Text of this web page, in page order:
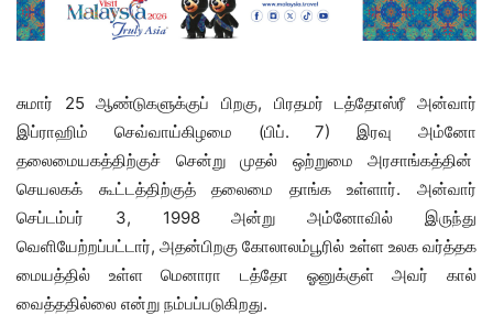
சுமார் 25 ஆண்டுகளுக்குப் பிறகு, பிரதமர் டத்தோஸ்ரீ அன்வார்
இப்ராஹிம் செவ்வாய்கிழமை (பிப். 7) இரவு அம்னோ
தலைமையகத்திற்குச் சென்று முதல் ஒற்றுமை அரசாங்கத்தின்
செயலகக் கூட்டத்திற்குத் தலைமை தாங்க உள்ளார். அன்வார்
செப்டம்பர் 3, 1998 அன்று அம்னோவில் இருந்து
வெளியேற்றப்பட்டார், அதன்பிறகு கோலாலம்பூரில் உள்ள உலக வர்த்தக
மையத்தில் உள்ள மெனாரா டத்தோ ஓனுக்குள் அவர் கால்
வைத்ததில்லை என்று நம்பப்படுகிறது.